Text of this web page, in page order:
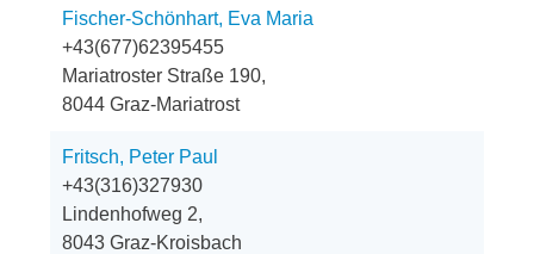
Fischer-Schönhart, Eva Maria
+43(677)62395455
Mariatroster Straße 190,
8044 Graz-Mariatrost
Fritsch, Peter Paul
+43(316)327930
Lindenhofweg 2,
8043 Graz-Kroisbach